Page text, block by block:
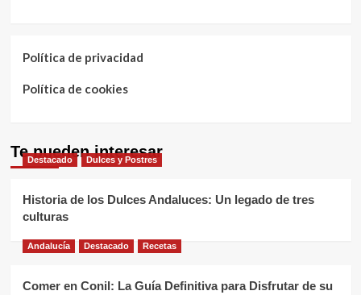
Política de privacidad
Política de cookies
Te pueden interesar
Destacado Dulces y Postres
Historia de los Dulces Andaluces: Un legado de tres
culturas
Andalucía Destacado Recetas
Comer en Conil: La Guía Definitiva para Disfrutar de su